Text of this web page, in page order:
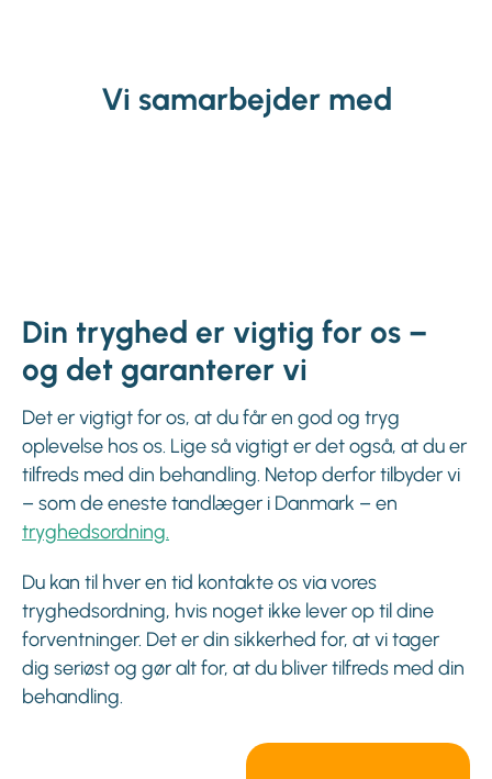
Vi samarbejder med
Din tryghed er vigtig for os –
og det garanterer vi
Det er vigtigt for os, at du får en god og tryg
oplevelse hos os. Lige så vigtigt er det også, at du er
tilfreds med din behandling. Netop derfor tilbyder vi
– som de eneste tandlæger i Danmark – en
tryghedsordning.
Du kan til hver en tid kontakte os via vores
tryghedsordning, hvis noget ikke lever op til dine
forventninger. Det er din sikkerhed for, at vi tager
dig seriøst og gør alt for, at du bliver tilfreds med din
behandling.